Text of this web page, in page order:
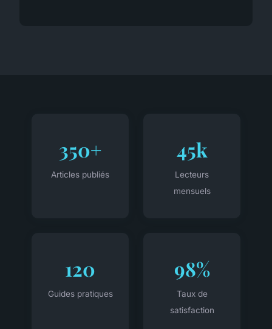
350+
Articles publiés
45k
Lecteurs
mensuels
120
Guides pratiques
98%
Taux de
satisfaction